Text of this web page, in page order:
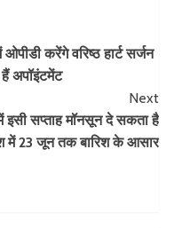
करेंगे वरिष्ठ हार्ट सर्जन
अपॉइंटमेंट
Next
सप्ताह मॉनसून दे सकता है
में 23 जून तक बारिश के आसार